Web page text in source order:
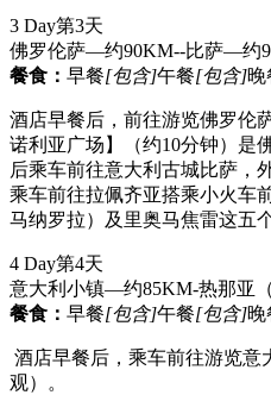
3 Day第3天
佛罗伦萨—约90KM--比萨—约
餐食： 早餐[包含]午餐[包含]晚
酒店早餐后，前往游览佛罗伦
诺利亚广场】（约10分钟）是
后乘车前往意大利古城比萨，
乘车前往拉佩齐亚搭乘小火车
马纳罗拉）及里奥马焦雷这五
4 Day第4天
意大利小镇—约85KM-热那亚
餐食： 早餐[包含]午餐[包含]晚
酒店早餐后，乘车前往游览意
观）。